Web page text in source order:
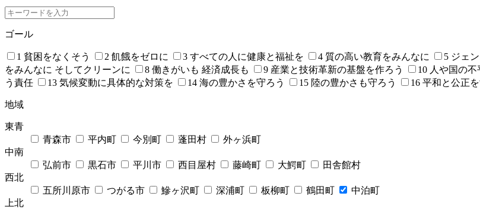
ゴール
1 貧困をなくそう 2 飢餓をゼロに 3 すべての人に健康と福祉を 4 質の高い教育をみんなに 5 ジェ
をみんなに そしてクリーンに
8 働きがいも 経済成長も 9 産業と技術革新の基盤を作ろう 10 人や国の不
う責任
13 気候変動に具体的な対策を 14 海の豊かさを守ろう 15 陸の豊かさも守ろう 16 平和と公正
地域
東青
青森市
平内町 今別町 蓬田村
外ヶ浜町
中南
弘前市
黒石市 平川市 西目屋村 藤崎町 大鰐町
田舎館村
西北
五所川原市
つがる市 鰺ヶ沢町 深浦町 板柳町 鶴田町
中泊町
上北